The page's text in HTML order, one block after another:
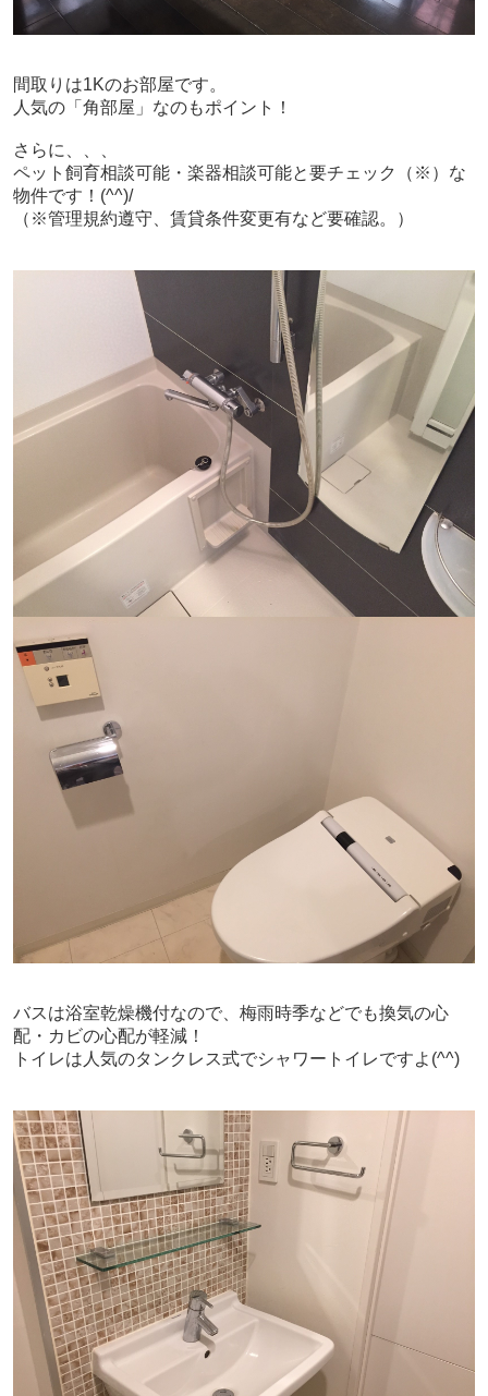
間取りは1Kのお部屋です。
人気の「角部屋」なのもポイント！
さらに、、、
ペット飼育相談可能・楽器相談可能と要チェック（※）な
物件です！(^^)/
（※管理規約遵守、賃貸条件変更有など要確認。 ）
バスは浴室乾燥機付なので、梅雨時季などでも換気の心
配・カビの心配が軽減！
トイレは人気のタンクレス式でシャワートイレですよ(^^)